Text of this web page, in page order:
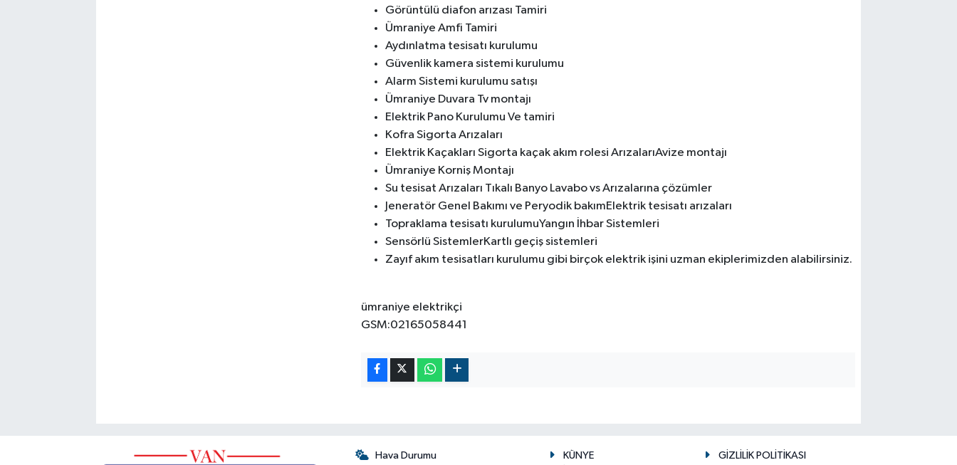
Görüntülü diafon arızası Tamiri
Ümraniye Amfi Tamiri
Aydınlatma tesisatı kurulumu
Güvenlik kamera sistemi kurulumu
Alarm Sistemi kurulumu satışı
Ümraniye Duvara Tv montajı
Elektrik Pano Kurulumu Ve tamiri
Kofra Sigorta Arızaları
Elektrik Kaçakları Sigorta kaçak akım rolesi ArızalarıAvize montajı
Ümraniye Korniş Montajı
Su tesisat Arızaları Tıkalı Banyo Lavabo vs Arızalarına çözümler
Jeneratör Genel Bakımı ve Peryodik bakımElektrik tesisatı arızaları
Topraklama tesisatı kurulumuYangın İhbar Sistemleri
Sensörlü SistemlerKartlı geçiş sistemleri
Zayıf akım tesisatları kurulumu gibi birçok elektrik işini uzman ekiplerimizden alabilirsiniz.
ümraniye elektrikçi
GSM:02165058441
Hava Durumu
KÜNYE
GİZLİLİK POLİTİKASI